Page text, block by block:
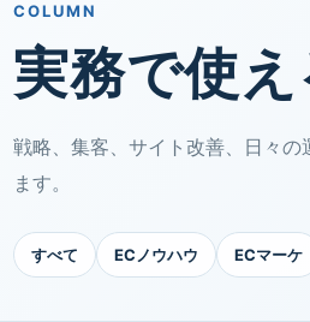
COLUMN
実務で使え
戦略、集客、サイト改善、日々
ます。
すべて ECノウハウ ECマーケ